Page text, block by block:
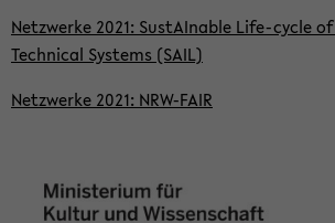
Netz­wer­ke 2021: Sus­tAIn­able Life-​cycle
Technical Sys­tems (SAIL)
Netz­wer­ke 2021: NRW-​FAIR